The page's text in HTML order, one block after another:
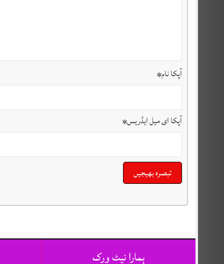
آپکا نام*
آپکا ای میل ایڈریس*
ہمارا نیٹ ورک